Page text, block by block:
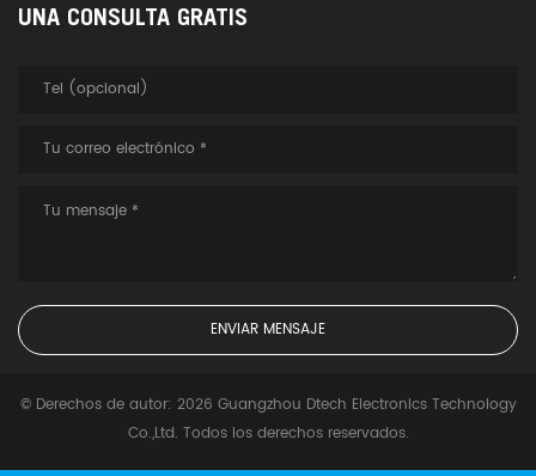
UNA CONSULTA GRATIS
© Derechos de autor: 2026 Guangzhou Dtech Electronics Technology
Co.,Ltd. Todos los derechos reservados.